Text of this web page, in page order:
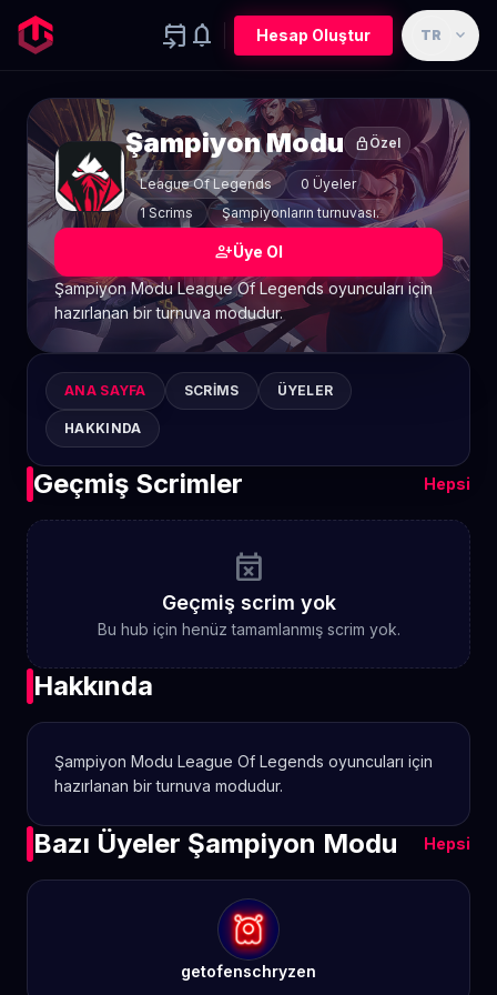
event_upcoming notifications Hesap Oluştur TR expand_more
Şampiyon Modu lock Özel
League Of Legends
0 Üyeler
1 Scrims
Şampiyonların turnuvası.
person_addÜye Ol
Şampiyon Modu League Of Legends oyuncuları için
hazırlanan bir turnuva modudur.
ANA SAYFA SCRIMS ÜYELER
HAKKINDA
Geçmiş Scrimler Hepsi
event_busy
Geçmiş scrim yok
Bu hub için henüz tamamlanmış scrim yok.
Hakkında
Şampiyon Modu League Of Legends oyuncuları için
hazırlanan bir turnuva modudur.
Bazı Üyeler Şampiyon Modu Hepsi
getofenschryzen